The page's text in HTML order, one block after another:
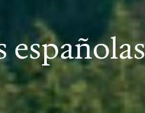
españolas